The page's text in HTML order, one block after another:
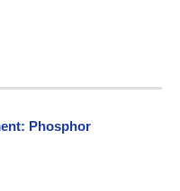
Phosphor